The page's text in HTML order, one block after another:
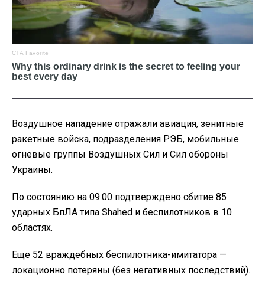
Воздушное нападение отражали авиация, зенитные
ракетные войска, подразделения РЭБ, мобильные
огневые группы Воздушных Сил и Сил обороны
Украины.
По состоянию на 09.00 подтверждено сбитие 85
ударных БпЛА типа Shahed и беспилотников в 10
областях.
Еще 52 враждебных беспилотника-имитатора —
локационно потеряны (без негативных последствий).